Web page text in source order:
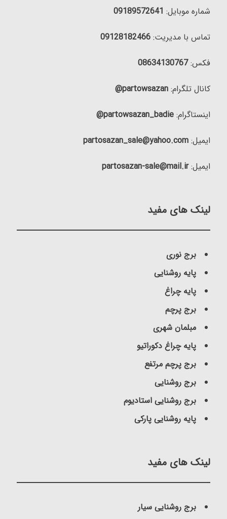
شماره موبایل: 09189572641
تماس با مدیریت:09128182466
فکس:08634130767
کانال تلگرام:partowsazan@
اینستاگرام:partowsazan_badie@
ایمیل:partosazan_sale@yahoo.com
ایمیل:partosazan-sale@mail.ir
لینک های مفید
برج نوری
پایه روشنایی
پایه چراغ
برج پرچم
مبلمان شهری
پایه چراغ دکوراتیو
برج پرچم مرتفع
برج روشنایی
برج روشنایی استادیوم
پایه روشنایی پارکی
لینک های مفید
برج روشنایی سیار